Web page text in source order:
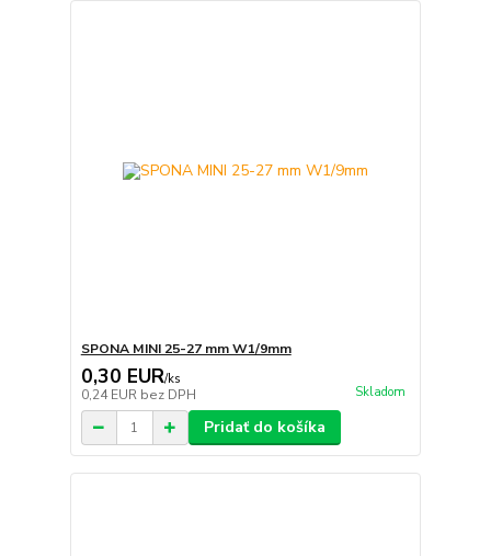
SPONA MINI 25-27 mm W1/9mm
0,30 EUR/ks
0,24 EUR bez DPH Skladom
Pridať do košíka